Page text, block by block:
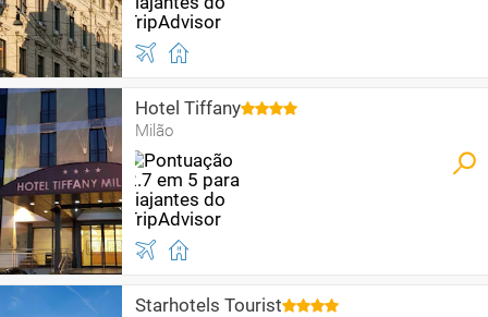
Hotel Tiffany
Milão
Starhotels Tourist